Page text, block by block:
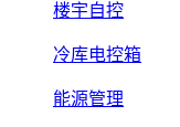
楼宇自控
冷库电控箱
能源管理